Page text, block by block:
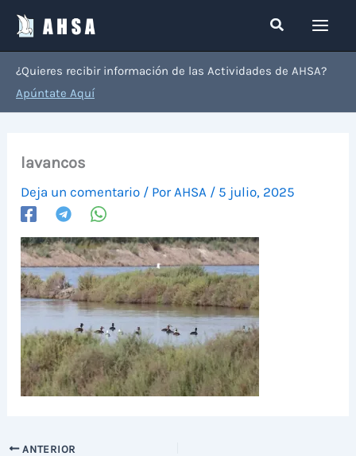
contenido
Buscar
¿Quieres recibir información de las Actividades de AHSA?
Apúntate Aquí
lavancos
Deja un comentario / Por AHSA / 5 julio, 2025
ANTERIOR